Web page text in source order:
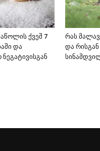
ქვეშ 7
და
რას
და რისგან